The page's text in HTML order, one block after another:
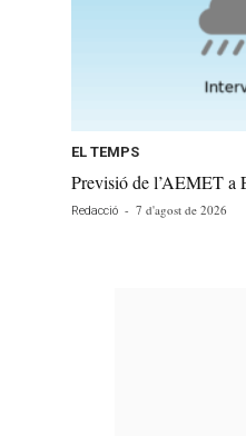
EL TEMPS
Previsió de l’AEMET a
Redacció - 7 d'agost de 2026